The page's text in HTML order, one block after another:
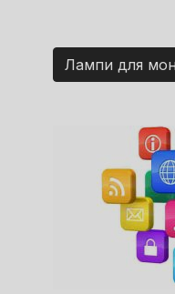
Лампи для